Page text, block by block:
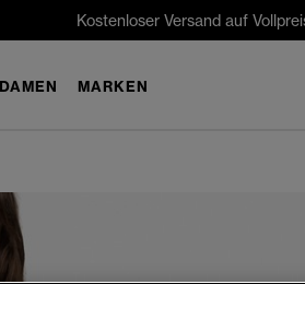
Kostenloser Versand auf
DAMEN MARKEN